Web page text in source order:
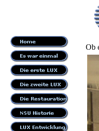
Ob